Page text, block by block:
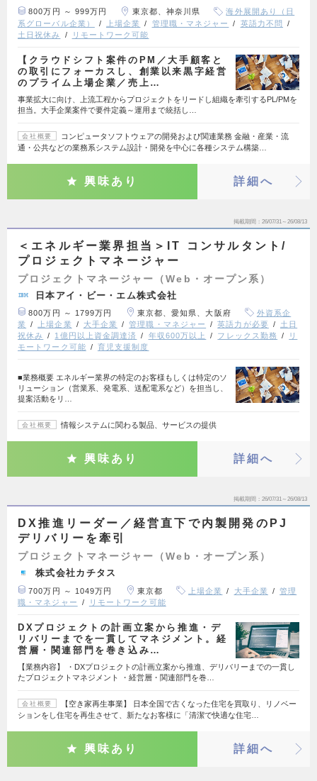
800万円 ～ 999万円 東京都、神奈川県
海外展開あり（日
系グローバル企業）
上場企業 管理職・マネジャー
英語力不問
土日祝休み
リモートワーク可能
【クラウドシフト案件のPM／大手顧客と
の取引にフォーカスし、創業以来黒字経営
のプライム上場企業／売上…
事業拡大に向け、上流工程からプロジェクトをリードし組織を牽引するPL/PMを
担当。大手企業案件で要件定義～運用まで統括し…
会社概要
コンピュータソフトウェアの開発および関連業務 金融・産業・流
通・公共などの業務系システム設計・開発を中心に各種システム構築…
興味あり 詳細へ
掲載期間 26/07/31～26/08/13
＜エネルギー業界担当＞IT コンサルタント/
プロジェクトマネージャー
プロジェクトマネージャー（Web・オープン系）
日本アイ・ビー・エム株式会社
800万円 ～ 1799万円 東京都、愛知県、大阪府
外資系企
業
上場企業 大手企業 管理職・マネジャー 英語力が必要
土日
祝休み
1億円以上資金調達済 年収600万以上 フレックス勤務
リ
モートワーク可能
育児支援制度
■業務概要 エネルギー業界の特定のお客様もしくは特定のソ
リューション（営業系、発電系、送配電系など）を担当し、
提案活動をリ…
会社概要 情報システムに関わる製品、サービスの提供
興味あり 詳細へ
掲載期間 26/07/31～26/08/13
DX推進リーダー／経営直下で内製開発のPJ
デリバリーを牽引
プロジェクトマネージャー（Web・オープン系）
株式会社カチタス
700万円 ～ 1049万円 東京都 上場企業 大手企業
管理
職・マネジャー
リモートワーク可能
DXプロジェクトの計画立案から推進・デ
リバリーまでを一貫してマネジメント。経
営層・関連部門を巻き込み…
【業務内容】 ・DXプロジェクトの計画立案から推進、デリバリーまでの一貫し
たプロジェクトマネジメント ・経営層・関連部門を巻…
会社概要
【空き家再生事業】 日本全国で古くなった住宅を買取り、リノベー
ションをし住宅を再生させて、新たなお客様に「清潔で快適な住宅…
興味あり 詳細へ